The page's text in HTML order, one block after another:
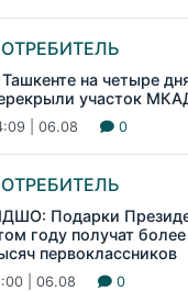
на четыре
участок
| 06.08 0
Подарки
году получат
первоклассников
| 06.08 0